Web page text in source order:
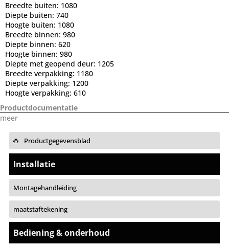
Breedte buiten: 1080
Diepte buiten: 740
Hoogte buiten: 1080
Breedte binnen: 980
Diepte binnen: 620
Hoogte binnen: 980
Diepte met geopend deur: 1205
Breedte verpakking: 1180
Diepte verpakking: 1200
Hoogte verpakking: 610
Productdocumentatie
meer
Productgegevensblad
Installatie
Montagehandleiding
maatstaftekening
Bediening & onderhoud